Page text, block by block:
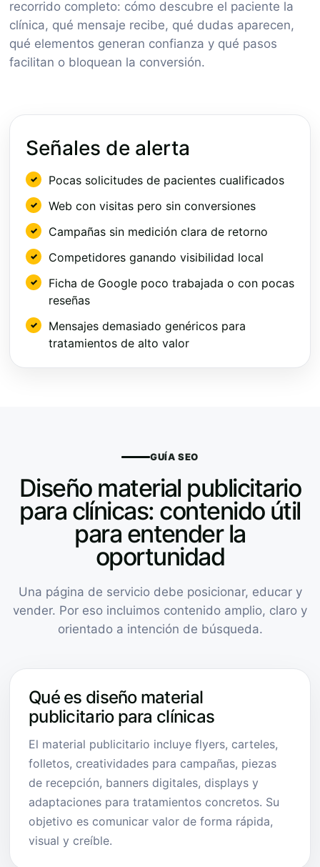
recorrido completo: cómo descubre el paciente la
clínica, qué mensaje recibe, qué dudas aparecen,
qué elementos generan confianza y qué pasos
facilitan o bloquean la conversión.
Señales de alerta
Pocas solicitudes de pacientes cualificados
Web con visitas pero sin conversiones
Campañas sin medición clara de retorno
Competidores ganando visibilidad local
Ficha de Google poco trabajada o con pocas
reseñas
Mensajes demasiado genéricos para
tratamientos de alto valor
GUÍA SEO
Diseño material publicitario
para clínicas: contenido útil
para entender la
oportunidad
Una página de servicio debe posicionar, educar y
vender. Por eso incluimos contenido amplio, claro y
orientado a intención de búsqueda.
Qué es diseño material
publicitario para clínicas
El material publicitario incluye flyers, carteles,
folletos, creatividades para campañas, piezas
de recepción, banners digitales, displays y
adaptaciones para tratamientos concretos. Su
objetivo es comunicar valor de forma rápida,
visual y creíble.